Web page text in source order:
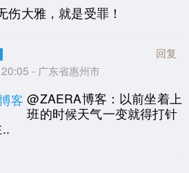
伤大雅，就是受罪！
- 广东省惠州市
回复
客 @ZAERA博客：以前坐着上
班的时候天气一变就得打针